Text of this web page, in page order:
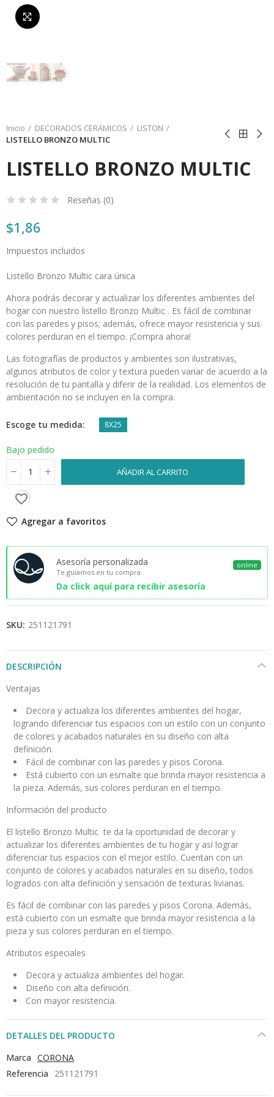
Inicio DECORADOS CERÁMICOS
LISTON
LISTELLO BRONZO MULTIC
LISTELLO BRONZO MULTIC
Reseñas (0)
$1,86
Impuestos incluidos
Listello Bronzo Multic cara única
Ahora podrás decorar y actualizar los diferentes ambientes del
hogar con nuestro listello Bronzo Multic . Es fácil de combinar
con las paredes y pisos; además, ofrece mayor resistencia y sus
colores perduran en el tiempo. ¡Compra ahora!
Las fotografías de productos y ambientes son ilustrativas,
algunos atributos de color y textura pueden variar de acuerdo a la
resolución de tu pantalla y diferir de la realidad. Los elementos de
ambientación no se incluyen en la compra.
Escoge tu medida 8X25
Bajo pedido
AÑADIR AL CARRITO
favorite_border
Agregar a favoritos
Asesoría personalizada
Te guiamos en tu compra
Da click aquí para recibir asesoría
online
SKU: 251121791
DESCRIPCIÓN
Ventajas
Decora y actualiza los diferentes ambientes del hogar,
logrando diferenciar tus espacios con un estilo con un conjunto
de colores y acabados naturales en su diseño con alta
definición.
Fácil de combinar con las paredes y pisos Corona.
Está cubierto con un esmalte que brinda mayor resistencia a
la pieza. Además, sus colores perduran en el tiempo.
Información del producto
El listello Bronzo Multic te da la oportunidad de decorar y
actualizar los diferentes ambientes de tu hogar y así lograr
diferenciar tus espacios con el mejor estilo. Cuentan con un
conjunto de colores y acabados naturales en su diseño, todos
logrados con alta definición y sensación de texturas livianas.
Es fácil de combinar con las paredes y pisos Corona. Además,
está cubierto con un esmalte que brinda mayor resistencia a la
pieza y sus colores perduran en el tiempo.
Atributos especiales
Decora y actualiza ambientes del hogar.
Diseño con alta definición.
Con mayor resistencia.
DETALLES DEL PRODUCTO
Marca CORONA
Referencia
251121791